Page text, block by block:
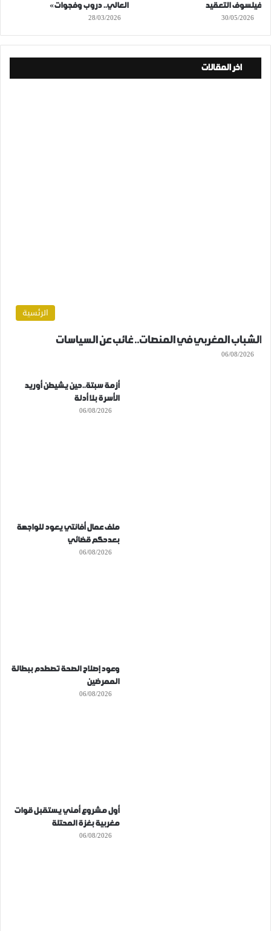
فيلسوف التعقيد
30/05/2026
العالي.. دروب وفجوات»
28/03/2026
اخر المقالات
الرئسية
الشباب المغربي في المنصات.. غائب عن السياسات
06/08/2026
أزمة سبتة..حين يشيطن أوريد
الأسرة بلا أدلة
06/08/2026
ملف عمال أفانتي يعود للواجهة
بعدحكم قضائي
06/08/2026
وعود إصلاح الصحة تصطدم ببطالة
الممرضين
06/08/2026
أول مشروع أمني يستقبل قوات
مغربية بغزة المحتلة
06/08/2026